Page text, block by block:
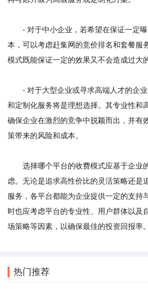
- 对于中小企业，若希望在保证一定曝
本，可以考虑赶集网的竞价排名和套餐服
模式既能保证一定的效果又不会造成过大
- 对于大型企业或寻求高端人才的企业
和定制化服务将是理想选择。其专业性和
确保企业在激烈的竞争中脱颖而出，并有
策带来的风险和成本。
选择哪个平台的收费模式应基于企业
虑。无论是追求高性价比的灵活策略还是
服务，各平台都能为企业提供一定的支持
时也应考虑平台的专业性、用户群体以及
场策略等因素，以确保最佳的投资回报率。
热门推荐